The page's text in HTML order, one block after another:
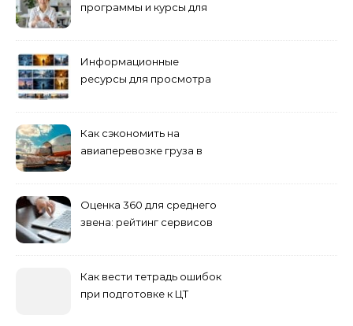
программы и курсы для
Информационные
ресурсы для просмотра
Как сэкономить на
авиаперевозке груза в
Оценка 360 для среднего
звена: рейтинг сервисов
Как вести тетрадь ошибок
при подготовке к ЦТ